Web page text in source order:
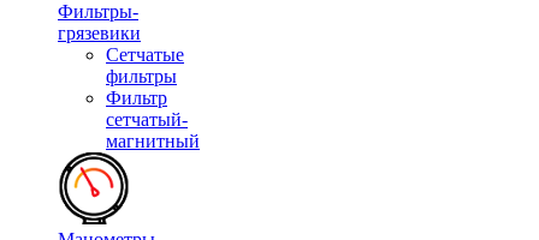
Фильтры-
грязевики
Сетчатые
фильтры
Фильтр
сетчатый-
магнитный